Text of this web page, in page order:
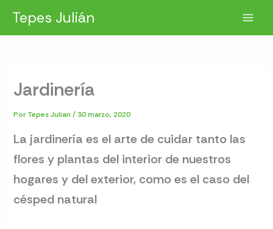
contenido
Tepes Julián
Jardinería
Por Tepes Julian/ 30 marzo, 2020
La jardinería es el arte de cuidar tanto las
flores y plantas del interior de nuestros
hogares y del exterior, como es el caso del
césped natural